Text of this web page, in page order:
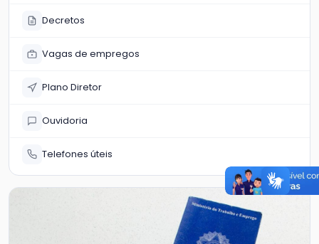
Decretos
Vagas de empregos
Plano Diretor
Ouvidoria
Telefones úteis